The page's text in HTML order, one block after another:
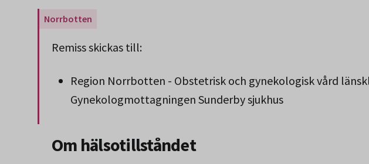
Gäller endast för Region Norrbotten.
Remiss skickas till:
Region Norrbotten - Obstetrisk och gynekologisk vård
Gynekologmottagningen Sunderby sjukhus
Om hälsotillståndet